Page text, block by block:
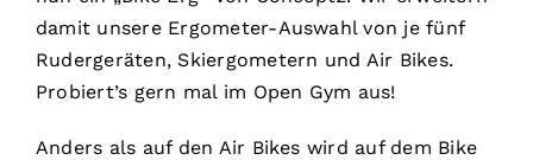
damit unsere Ergometer-Auswahl von je fünf
Rudergeräten, Skiergometern und Air Bikes.
Probiert’s gern mal im Open Gym aus!
Anders als auf den Air Bikes wird auf dem Bike